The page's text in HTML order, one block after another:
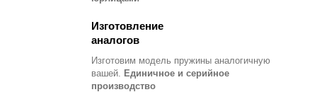
Изготовление
аналогов
Изготовим модель пружины аналогичную
вашей. Единичное и серийное
производство